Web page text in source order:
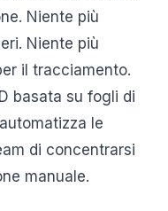
Niente più
Niente più
il tracciamento.
basata su fogli di
le
di concentrarsi
manuale.